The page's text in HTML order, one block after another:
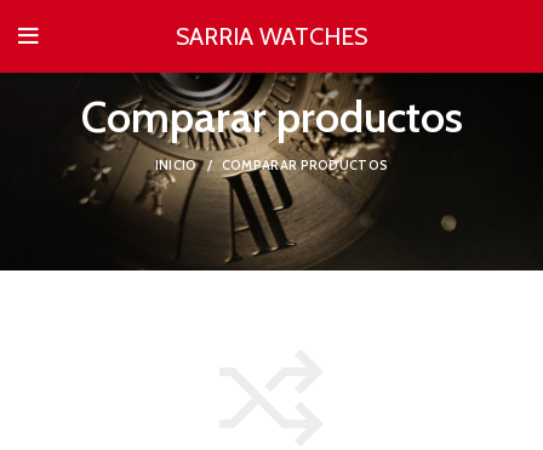
SARRIA WATCHES
Comparar productos
INICIO COMPARAR PRODUCTOS